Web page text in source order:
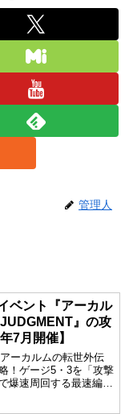
管理人
ベント『アーカル
』の攻
7月開催】
ーカルムの転世外伝
！ゲージ5・3を「攻撃
爆速周回する最速編成